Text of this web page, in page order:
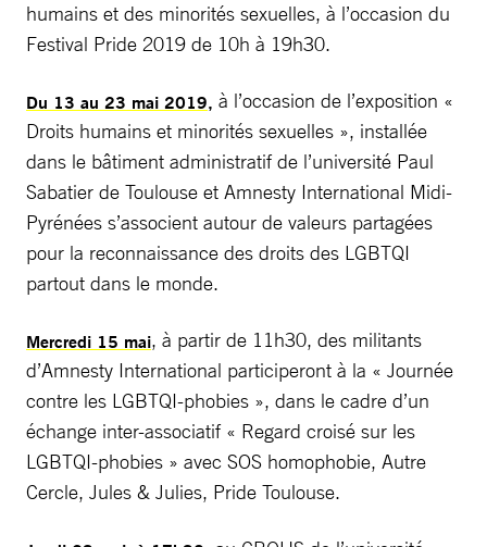
humains et des minorités sexuelles, à l’occasion du
Festival Pride 2019 de 10h à 19h30.
Du 13 au 23 mai 2019, à l’occasion de l’exposition «
Droits humains et minorités sexuelles », installée
dans le bâtiment administratif de l’université Paul
Sabatier de Toulouse et Amnesty International Midi-
Pyrénées s’associent autour de valeurs partagées
pour la reconnaissance des droits des LGBTQI
partout dans le monde.
Mercredi 15 mai, à partir de 11h30, des militants
d’Amnesty International participeront à la « Journée
contre les LGBTQI-phobies », dans le cadre d’un
échange inter-associatif « Regard croisé sur les
LGBTQI-phobies » avec SOS homophobie, Autre
Cercle, Jules & Julies, Pride Toulouse.